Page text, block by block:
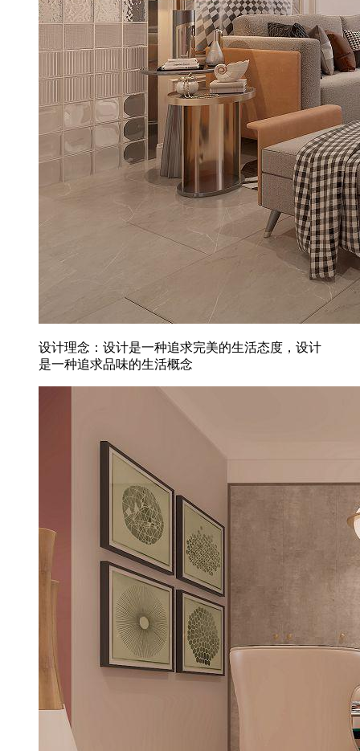
设计理念：设计是一种追求完美的生活态度，设计
是一种追求品味的生活概念